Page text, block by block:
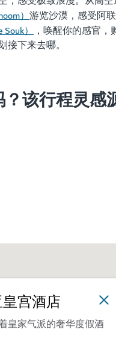
）游览沙漠，感受阿
Souk） ，唤醒你的感官
接下来去哪。
该行程灵感
宫酒店
皇家气派的奢华度假酒